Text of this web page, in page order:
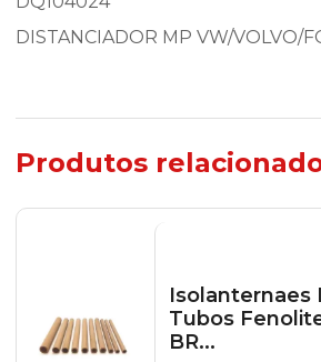
DISTANCIADOR MP VW/VOLVO/
Produtos
Isolanternaes
Tubos
BR...